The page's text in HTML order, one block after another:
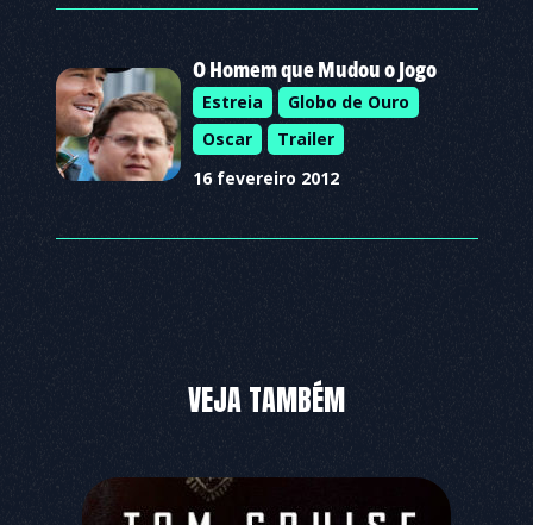
O Homem que Mudou o Jogo
Estreia
Globo de Ouro
Oscar
Trailer
16 fevereiro 2012
VEJA TAMBÉM